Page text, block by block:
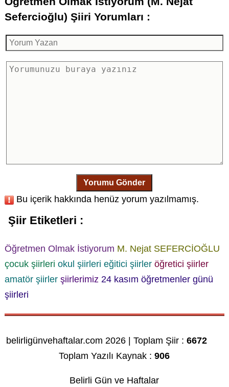
Sefercioğlu) Şiiri Yorumları :
Yorumu Gönder
Bu içerik hakkında henüz yorum yazılmamış.
Şiir Etiketleri :
Öğretmen Olmak İstiyorum M. Nejat SEFERCİOĞLU
çocuk şiirleri okul şiirleri eğitici şiirler öğretici şiirler
amatör şiirler şiirlerimiz 24 kasım öğretmenler günü
şiirleri
belirligünvehaftalar.com 2026 | Toplam Şiir :6672
Toplam Yazılı Kaynak :906
Belirli Gün ve Haftalar